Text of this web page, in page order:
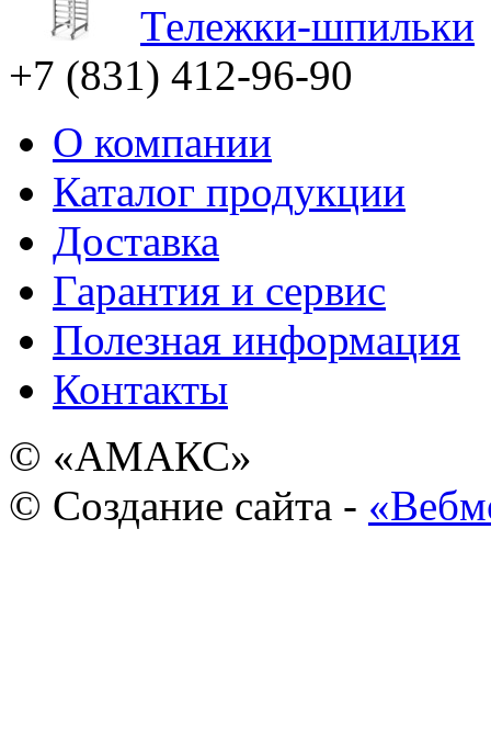
Тележки-шпильки
+7 (831) 412-96-90
О компании
Каталог продукции
Доставка
Гарантия и сервис
Полезная информация
Контакты
© «АМАКС»
© Создание сайта -